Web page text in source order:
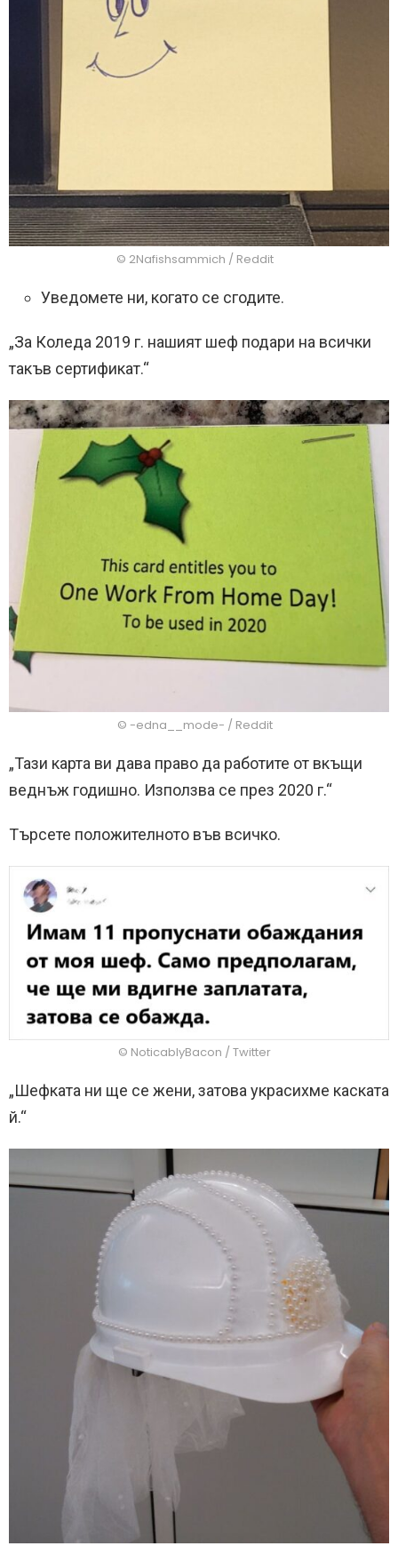
© 2Nafishsammich / Reddit
Уведомете ни, когато се сгодите.
„За Коледа 2019 г. нашият шеф подари на всички
такъв сертификат.“
© -edna__mode- / Reddit
„Тази карта ви дава право да работите от вкъщи
веднъж годишно. Използва се през 2020 г.“
Търсете положителното във всичко.
© NoticablyBacon / Twitter
„Шефката ни ще се жени, затова украсихме каската
й.“